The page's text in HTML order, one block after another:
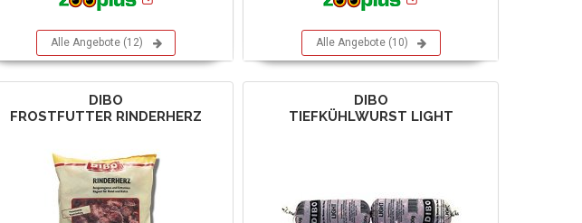
Alle Angebote (12) Alle Angebote (10)
DIBO
FROSTFUTTER RINDERHERZ
DIBO
TIEFKÜHLWURST LIGHT